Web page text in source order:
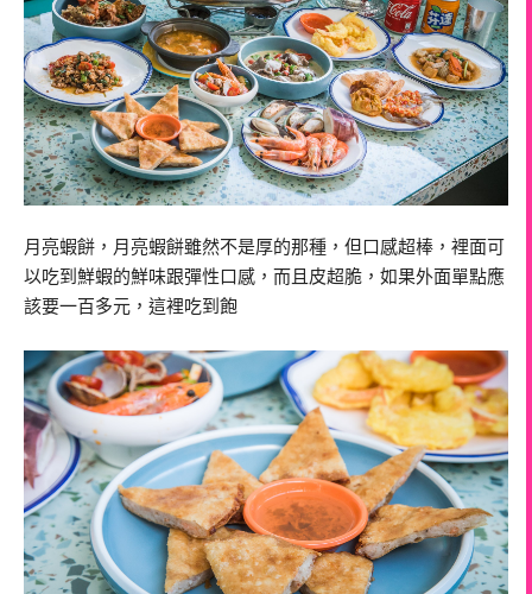
月亮蝦餅，月亮蝦餅雖然不是厚的那種，但口感超棒，裡面可
以吃到鮮蝦的鮮味跟彈性口感，而且皮超脆，如果外面單點應
該要一百多元，這裡吃到飽